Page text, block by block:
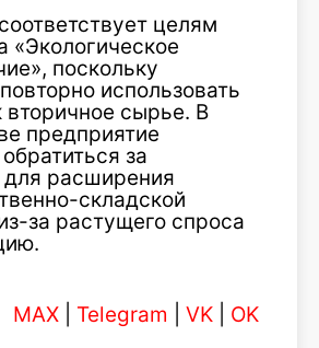
целям
«Экологическое
поскольку
использовать
вторичное сырье. В
предприятие
за
для расширения
складской
за растущего спроса
MAX Telegram VK OK